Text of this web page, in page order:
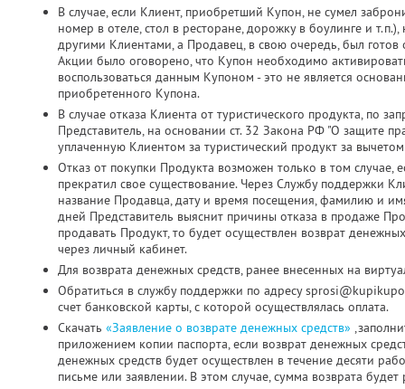
В случае, если Клиент, приобретший Купон, не сумел
номер в отеле, стол в ресторане, дорожку в боулинге и
другими Клиентами, а Продавец, в свою очередь, был готов
Акции было оговорено, что Купон необходимо
воспользоваться данным Купоном - это не является
приобретенного Купона.
В случае отказа Клиента от туристического продукта, по
Представитель, на основании ст. 32 Закона РФ "О защите
уплаченную Клиентом за туристический продукт за
Отказ от покупки Продукта возможен только в том
прекратил свое существование. Через Службу поддержки
название Продавца, дату и время посещения, фамилию и
дней Представитель выяснит причины отказа в продаже
продавать Продукт, то будет осуществлен возврат
через личный кабинет.
Для возврата денежных средств, ранее внесенных на
Обратиться в службу поддержки по адресу
счет банковской карты, с которой осуществлялась оплата.
Скачать «Заявление о возврате денежных средств»
приложением копии паспорта, если возврат денежных
денежных средств будет осуществлен в течение десяти
письме или заявлении. В этом случае, сумма возврата